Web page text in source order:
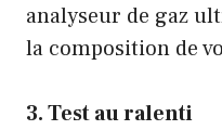
analyseur de gaz
la composition de
3. Test au ralenti